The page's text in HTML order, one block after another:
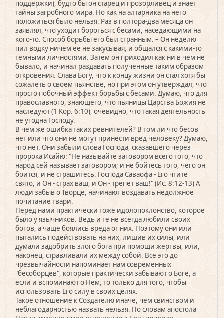
поддержки), будто бы он старец и прозорливец и знает
тайны загробного мира. Но как на алтарника на него
положиться было нельзя. Раз в полтора-два месяца он
заявлял, что уходит бороться с бесами, наседающими на
кого-то. Способ борьбы его был странным. – Он неделю
пил водку ничем ее не закусывая, и общался с какими-то
темными личностями. Затем он приходил как ни в чем не
бывало, и начинал раздавать полученные таким образом
откровения. Слава Богу, что к концу жизни он стал хотя бы
сожалеть о своем пьянстве, но при этом он утверждал, что
просто побочный эффект борьбы с бесами. Думаю, что для
православного, знающего, что пьяницы Царства Божия не
наследуют (1 Кор. 6:10), очевидно, что такая деятельность
не угодна Господу.
В чем же ошибка таких ревнителей? В том ли что бесов
нет или что они не могут принести вред человеку? Думаю,
что нет. Они забыли слова Господа, сказавшего через
пророка Исайю: "Не называйте заговором всего того, что
народ сей называет заговором; и не бойтесь того, чего он
боится, и не страшитесь. Господа Саваофа - Его чтите
свято, и Он - страх ваш, и Он - трепет ваш!" (Ис. 8:12-13) А
люди забыв о Творце, начинают воздавать недолжное
почитание твари.
Перед нами практически тоже идолопоклонство, которое
было у язычников. Ведь и те не всегда любили своих
богов, а чаще боялись вреда от них. Поэтому они или
пытались подействовать на них, лишив их силы, или
думали задобрить злого бога при помощи жертвы, или,
наконец, стравливали их между собой. Все это до
чрезвычайности напоминает нам современных
"бесоборцев", которые практически забывают о Боге, а
если и вспоминают о Нем, то только для того, чтобы
использовать Его силу в своих целях.
Такое отношение к Создателю иначе, чем свинством и
неблагодарностью назвать нельзя. По словам апостола